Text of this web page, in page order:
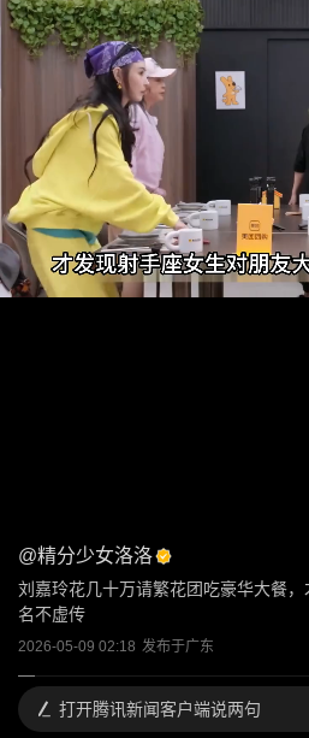
@精分少女洛洛
刘嘉玲花几十万请繁花团吃豪华大餐
名不虚传
2026-05-09 02:18 发布于广东
打开腾讯新闻客户端说两句